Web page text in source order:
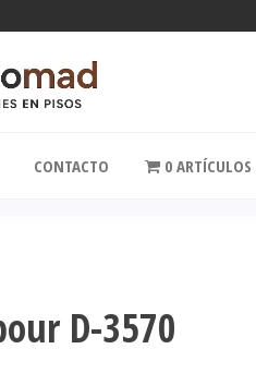
CONTACTO 0 ARTÍCULOS
D-3570